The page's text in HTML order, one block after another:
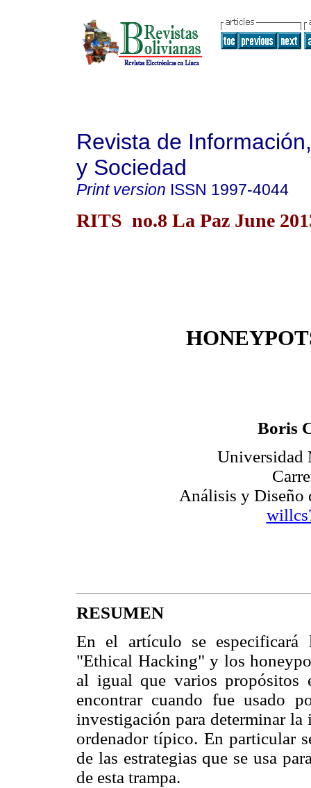
Revista de
y Sociedad
Print version ISSN 1997-4044
RITS no.8 La Paz June
Boris
Universidad
Análisis y Diseño
RESUMEN
En el artículo se especificará
"Ethical Hacking" y los
al igual que varios propósitos
encontrar cuando fue usado
investigación para determinar
ordenador típico. En particular
de las estrategias que se usa
de esta trampa.